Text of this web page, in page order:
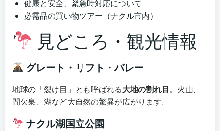
健康と安全、緊急時対応について
必需品の買い物ツアー（ナクル市内）
見どころ・観光情報
グレート・リフト・バレー
地球の「裂け目」とも呼ばれる大地の割れ目。火山、
間欠泉、湖など大自然の驚異が広がります。
ナクル湖国立公園